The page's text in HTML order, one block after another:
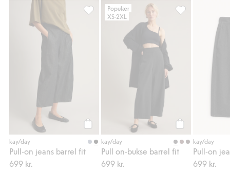
Legg til
kay/day
Pull-on jeans barrel fit
699 kr.
Pull-on jeans barrel fit, Legg til i favoriter
Populær
XS-2XL
Legg til
kay/day
Pull on-bukse barrel fit
699 kr.
Pull on-bukse
kay/day
699 kr.